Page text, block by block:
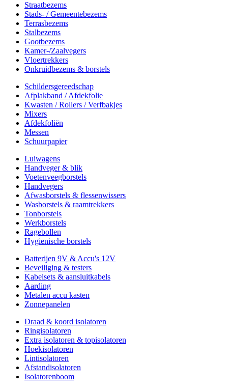
Straatbezems
Stads- / Gemeentebezems
Terrasbezems
Stalbezems
Gootbezems
Kamer-/Zaalvegers
Vloertrekkers
Onkruidbezems & borstels
Schildersgereedschap
Afplakband / Afdekfolie
Kwasten / Rollers / Verfbakjes
Mixers
Afdekfoliën
Messen
Schuurpapier
Luiwagens
Handveger & blik
Voetenveegborstels
Handvegers
Afwasborstels & flessenwissers
Wasborstels & raamtrekkers
Tonborstels
Werkborstels
Ragebollen
Hygienische borstels
Batterijen 9V & Accu's 12V
Beveiliging & testers
Kabelsets & aansluitkabels
Aarding
Metalen accu kasten
Zonnepanelen
Draad & koord isolatoren
Ringisolatoren
Extra isolatoren & topisolatoren
Hoekisolatoren
Lintisolatoren
Afstandisolatoren
Isolatorenboom